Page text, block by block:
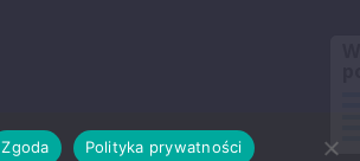
Zgoda Polityka prywatności